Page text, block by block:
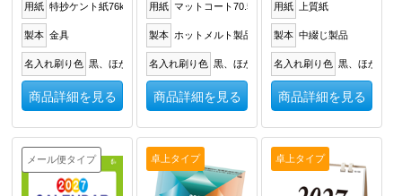
用紙 特抄ケント紙76kg
製本 金具
名入れ刷り色 黒、ほか
商品詳細を見る
用紙 マットコート70.5kg
製本 ホットメルト製品
名入れ刷り色 黒、ほか
商品詳細を見る
用紙 上質紙
製本 中綴じ製品
名入れ刷り色 黒、ほか
商品詳細を見る
メール便タイプ 卓上タイプ 卓上タイプ